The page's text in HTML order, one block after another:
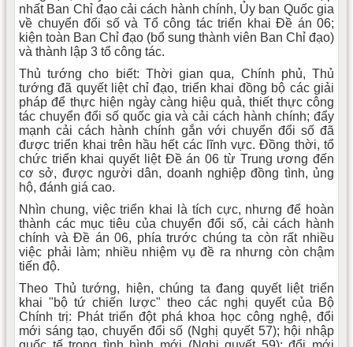
nhất Ban Chỉ đạo cải cách hành chính, Ủy ban Quốc gia
về chuyển đổi số và Tổ công tác triển khai Đề án 06;
kiện toàn Ban Chỉ đạo (bổ sung thành viên Ban Chỉ đạo)
và thành lập 3 tổ công tác.
Thủ tướng cho biết: Thời gian qua, Chính phủ, Thủ
tướng đã quyết liệt chỉ đạo, triển khai đồng bộ các giải
pháp để thực hiện ngày càng hiệu quả, thiết thực công
tác chuyển đổi số quốc gia và cải cách hành chính; đẩy
mạnh cải cách hành chính gắn với chuyển đổi số đã
được triển khai trên hầu hết các lĩnh vực. Đồng thời, tổ
chức triển khai quyết liệt Đề án 06 từ Trung ương đến
cơ sở, được người dân, doanh nghiệp đồng tình, ủng
hộ, đánh giá cao.
Nhìn chung, việc triển khai là tích cực, nhưng để hoàn
thành các mục tiêu của chuyển đổi số, cải cách hành
chính và Đề án 06, phía trước chúng ta còn rất nhiều
việc phải làm; nhiều nhiệm vụ đề ra nhưng còn chậm
tiến độ.
Theo Thủ tướng, hiện, chúng ta đang quyết liệt triển
khai "bộ tứ chiến lược" theo các nghị quyết của Bộ
Chính trị: Phát triển đột phá khoa học công nghệ, đổi
mới sáng tạo, chuyển đổi số (Nghị quyết 57); hội nhập